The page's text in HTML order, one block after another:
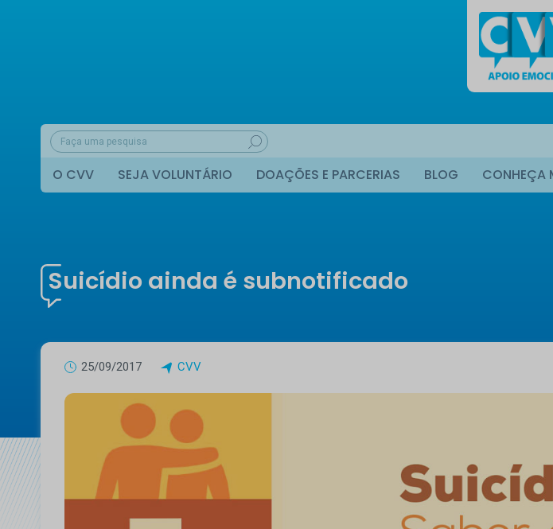
O CVV SEJA VOLUNTÁRIO DOAÇÕES E PARCERIAS BLOG CONHEÇA
Suicídio ainda é subnotificado
25/09/2017 CVV